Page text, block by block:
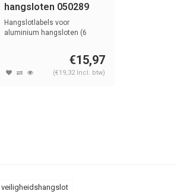
hangsloten 050289
Hangslotlabels voor
aluminium hangsloten (6
€15,97
(€19,32 Incl. btw)
veiligheidshangslot